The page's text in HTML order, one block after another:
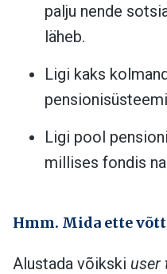
palju nende
läheb.
Ligi kaks
Ligi pool
millises fondis
Hmm. Mida ette
Alustada võikski user